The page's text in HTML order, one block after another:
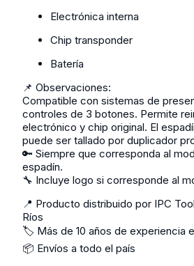
Electrónica interna
Chip transponder
Batería
📌 Observaciones:
Compatible con sistemas de
controles de 3 botones. Permite
electrónico y chip original. El
puede ser tallado por duplicador
🔑 Siempre que corresponda al
espadín.
🔧 Incluye logo si corresponde al
📍 Producto distribuido por IPC
Ríos
🏷️ Más de 10 años de experiencia
📦 Envíos a todo el país